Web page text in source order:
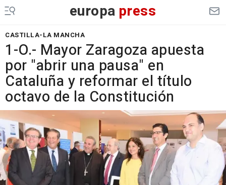
europa press
CASTILLA-LA MANCHA
1-O.- Mayor Zaragoza apuesta
por "abrir una pausa" en
Cataluña y reformar el título
octavo de la Constitución